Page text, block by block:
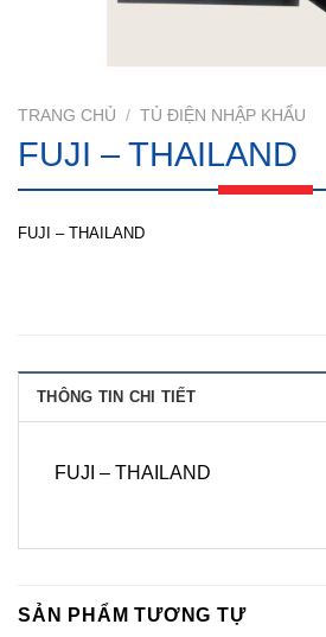
TRANG CHỦ / TỦ ĐIỆN NHẬP KHẨU
FUJI – THAILAND
FUJI – THAILAND
THÔNG TIN CHI TIẾT
FUJI – THAILAND
SẢN PHẨM TƯƠNG TỰ